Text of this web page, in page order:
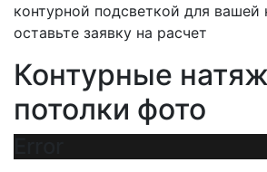
контурной подсветкой для вашей
оставьте заявку на расчет
Контурные
потолки фото